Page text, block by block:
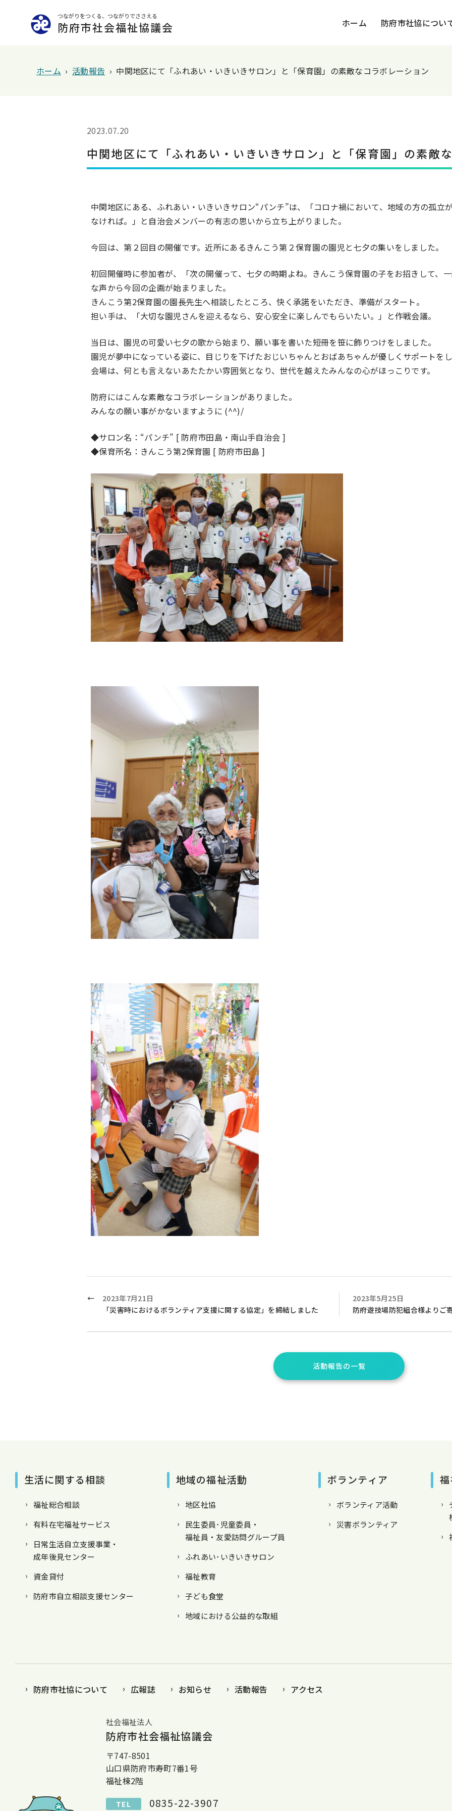
つながりをつくる、つながりでささえる
防府市社会福祉協議会 ホーム 防府市社協につい
ホーム › 活動報告 › 中関地区にて「ふれあい・いきいきサロン」と「保育園」の素敵なコラボレーション
2023.07.20
中関地区にて「ふれあい・いきいきサロン」と「保育園」の素敵
中関地区にある、ふれあい・いきいきサロン“パンチ”は、「コロナ禍において、地域の方の孤立
なければ。」と自治会メンバーの有志の思いから立ち上がりました。
今回は、第２回目の開催です。近所にあるきんこう第２保育園の園児と七夕の集いをしました。
初回開催時に参加者が、「次の開催って、七夕の時期よね。きんこう保育園の子をお招きして、
な声から今回の企画が始まりました。
きんこう第2保育園の園長先生へ相談したところ、快く承諾をいただき、準備がスタート。
担い手は、「大切な園児さんを迎えるなら、安心安全に楽しんでもらいたい。」と作戦会議。
当日は、園児の可愛い七夕の歌から始まり、願い事を書いた短冊を笹に飾りつけをしました。
園児が夢中になっている姿に、目じりを下げたおじいちゃんとおばあちゃんが優しくサポートをし
会場は、何とも言えないあたたかい雰囲気となり、世代を越えたみんなの心がほっこりです。
防府にはこんな素敵なコラボレーションがありました。
みんなの願い事がかないますように (^^)/
◆サロン名：“パンチ” [ 防府市田島・南山手自治会 ]
◆保育所名：きんこう第2保育園 [ 防府市田島 ]
2023年7月21日
「災害時におけるボランティア支援に関する協定」を締結しました
2023年5月25日
防府遊技場防犯組合様よりご
活動報告の一覧
生活に関する相談
福祉総合相談
有料在宅福祉サービス
日常生活自立支援事業・
成年後見センター
資金貸付
防府市自立相談支援センター
地域の福祉活動
地区社協
民生委員･児童委員・
福祉員・友愛訪問グループ員
ふれあい･いきいきサロン
福祉教育
子ども食堂
地域における公益的な取組
ボランティア
ボランティア活動
災害ボランティア
防府市社協について 広報誌 お知らせ 活動報告 アクセス
社会福祉法人
防府市社会福祉協議会
〒747-8501
山口県防府市寿町7番1号
福祉棟2階
TEL 0835-22-3907